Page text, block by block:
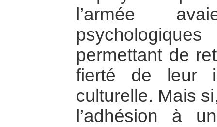
l’armée
permettant de
fierté de leur
culturelle. Mais
l’adhésion à